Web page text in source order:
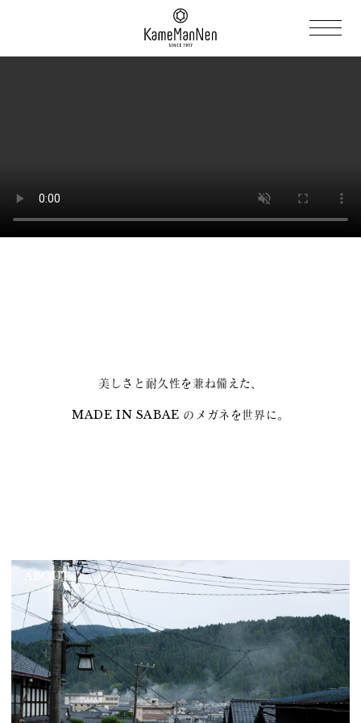
美しさと耐久性を兼ね備えた、
MADE IN SABAE のメガネを世界に。
ABOUT